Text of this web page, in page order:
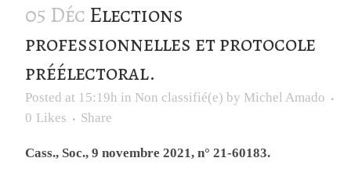
05 DécElections
professionnelles et protocole
préélectoral.
Posted at 15:19h in Non classifié(e) by Michel Amado
0 Likes Share
Cass., Soc., 9 novembre 2021, n° 21-60183.